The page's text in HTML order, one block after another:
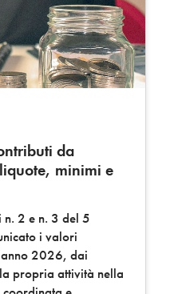
da
minimi e
n. 2 e n. 3 del 5
i valori
2026, dai
propria attività nella